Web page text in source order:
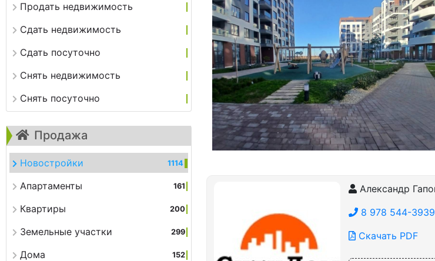
Продать недвижимость
Сдать недвижимость
Сдать посуточно
Снять недвижимость
Снять посуточно
Продажа
Новостройки 1114
Апартаменты 161
Квартиры 200
Земельные участки 299
Дома 152
Александр
8 978 544-3939
Скачать PDF